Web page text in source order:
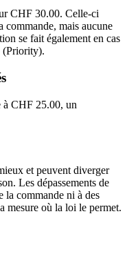
CHF 30.00. Celle-ci
mais aucune
se fait également en cas
(Priority).
à CHF 25.00, un
et peuvent diverger
Les dépassements de
la commande ni à des
mesure où la loi le permet.